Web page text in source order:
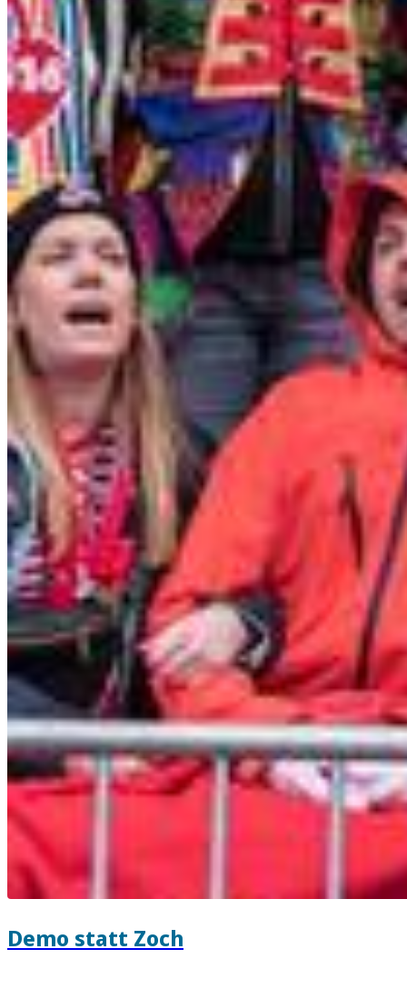
Demo statt Zoch